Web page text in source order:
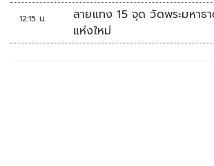
12:15 น.
ลายแทง 15 จุด วัดพระมหาธ
แห่งใหม่